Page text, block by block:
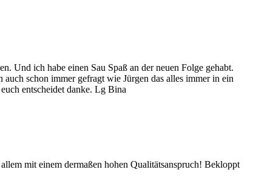
Und ich habe einen Sau Spaß an der neuen Folge gehabt.
schon immer gefragt wie Jürgen das alles immer in ein
entscheidet danke. Lg Bina
mit einem dermaßen hohen Qualitätsanspruch! Bekloppt